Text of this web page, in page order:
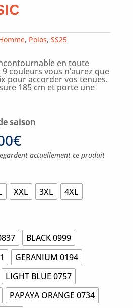
, Polos, SS25
en toute
couleurs vous n’aurez que
pour accorder vos tenues.
185 cm et porte une
saison
€
actuellement ce produit
XXL 3XL 4XL
BLACK 0999
GERANIUM 0194
LIGHT BLUE 0757
PAPAYA ORANGE 0734